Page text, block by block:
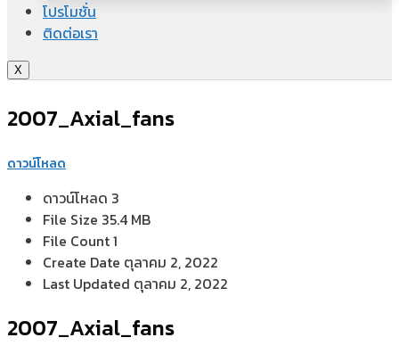
โปรโมชั่น
ติดต่อเรา
X
2007_Axial_fans
ดาวน์โหลด
ดาวน์โหลด 3
File Size 35.4 MB
File Count1
Create Date ตุลาคม 2, 2022
Last Updated ตุลาคม 2, 2022
2007_Axial_fans